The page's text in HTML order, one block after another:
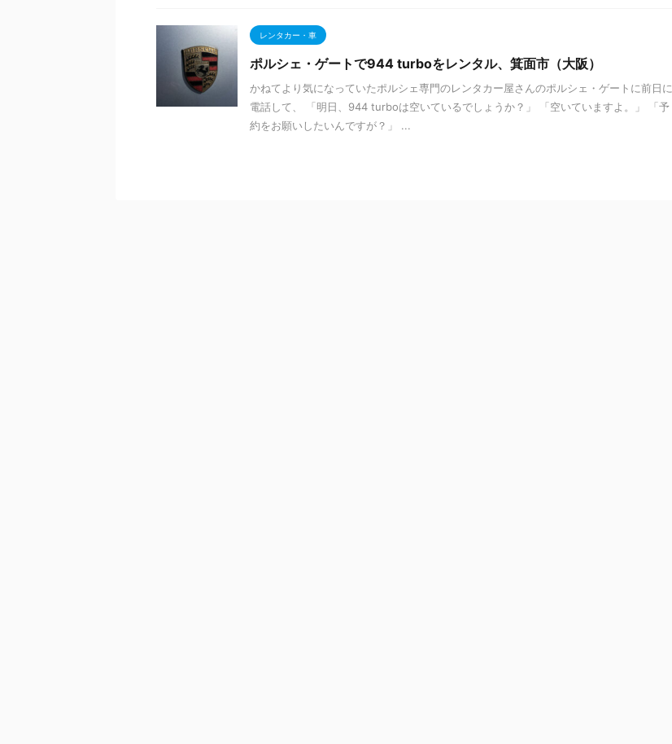
レンタカー・車
ポルシェ・ゲートで944 turboをレンタル、箕面市（大阪）
かねてより気になっていたポルシェ専門のレンタカー屋さんのポルシェ・ゲートに前日に
電話して、 「明日、944 turboは空いているでしょうか？」 「空いていますよ。」 「予
約をお願いしたいんですが？」 ...